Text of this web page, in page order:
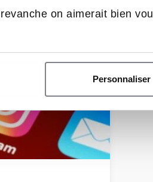
on aimerait bien
Personnaliser